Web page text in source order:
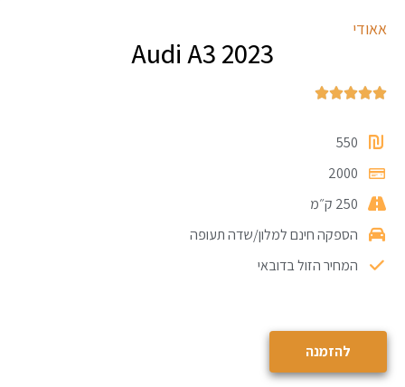
אאודי
Audi A3 2023





550
2000
250 ק״מ
הספקה חינם למלון/שדה תעופה
המחיר הזול בדובאי
להזמנה